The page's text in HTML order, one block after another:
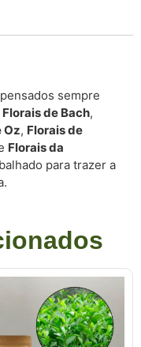
sempre
Florais de Bach,
Oz, Florais de
Florais da
para trazer a